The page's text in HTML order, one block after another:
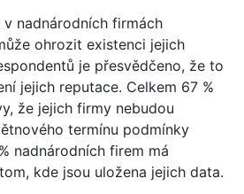
nadnárodních firmách
ohrozit existenci jejich
je přesvědčeno, že to
jejich reputace. Celkem 67 %
že jejich firmy nebudou
termínu podmínky
nadnárodních firem má
kde jsou uložena jejich data.